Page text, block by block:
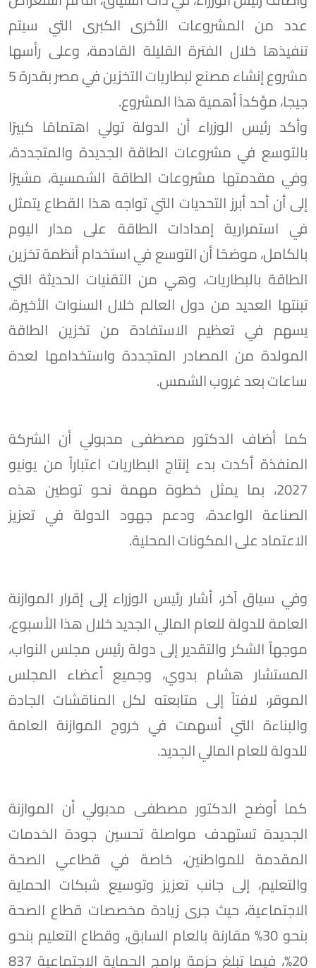
عدد من المشروعات الأخرى الكبرى التي سيتم
تنفيذها خلال الفترة القليلة القادمة، وعلى رأسها
مشروع إنشاء مصنع لبطاريات التخزين في مصر بقدرة 5
جيجا، مؤكداً أهمية هذا المشروع.
وأكد رئيس الوزراء أن الدولة تولي اهتمامًا كبيرًا
بالتوسع في مشروعات الطاقة الجديدة والمتجددة،
وفي مقدمتها مشروعات الطاقة الشمسية، مشيرًا
إلى أن أحد أبرز التحديات التي تواجه هذا القطاع يتمثل
في استمرارية إمدادات الطاقة على مدار اليوم
بالكامل، موضحًا أن التوسع في استخدام أنظمة تخزين
الطاقة بالبطاريات، وهي من التقنيات الحديثة التي
تبنتها العديد من دول العالم خلال السنوات الأخيرة،
يسهم في تعظيم الاستفادة من تخزين الطاقة
المولدة من المصادر المتجددة واستخدامها لعدة
ساعات بعد غروب الشمس.
كما أضاف الدكتور مصطفى مدبولي أن الشركة
المنفذة أكدت بدء إنتاج البطاريات اعتباراً من يونيو
2027، بما يمثل خطوة مهمة نحو توطين هذه
الصناعة الواعدة، ودعم جهود الدولة في تعزيز
الاعتماد على المكونات المحلية.
وفي سياق آخر، أشار رئيس الوزراء إلى إقرار الموازنة
العامة للدولة للعام المالي الجديد خلال هذا الأسبوع،
موجهاً الشكر والتقدير إلى دولة رئيس مجلس النواب،
المستشار هشام بدوي، وجميع أعضاء المجلس
الموقر، لافتاً إلى متابعته لكل المناقشات الجادة
والبناءة التي أسهمت في خروج الموازنة العامة
للدولة للعام المالي الجديد.
كما أوضح الدكتور مصطفى مدبولي أن الموازنة
الجديدة تستهدف مواصلة تحسين جودة الخدمات
المقدمة للمواطنين، خاصة في قطاعي الصحة
والتعليم، إلى جانب تعزيز وتوسيع شبكات الحماية
الاجتماعية، حيث جرى زيادة مخصصات قطاع الصحة
بنحو 30% مقارنة بالعام السابق، وقطاع التعليم بنحو
20%، فيما تبلغ حزمة برامج الحماية الاجتماعية 837